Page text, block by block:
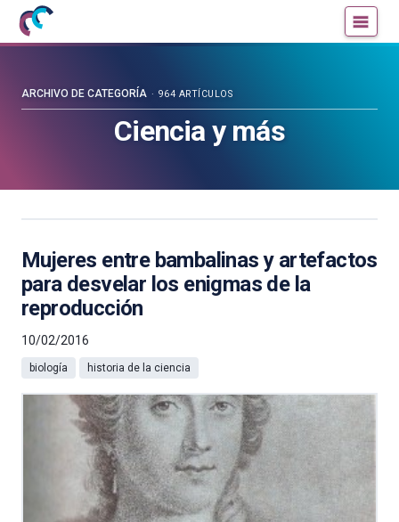
Mujeres
con
blog
Ciencia y más
ARCHIVO DE CATEGORÍA 964 ARTÍCULOS
Mujeres entre bambalinas y artefactos
para desvelar los enigmas de la
reproducción
10/02/2016
biología historia de la ciencia